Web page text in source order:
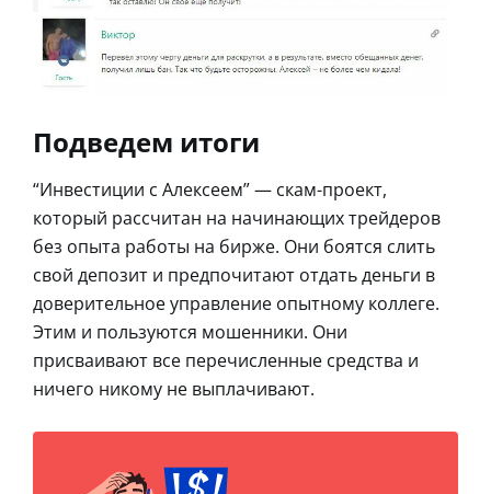
Подведем итоги
“Инвестиции с Алексеем” — скам-проект,
который рассчитан на начинающих трейдеров
без опыта работы на бирже. Они боятся слить
свой депозит и предпочитают отдать деньги в
доверительное управление опытному коллеге.
Этим и пользуются мошенники. Они
присваивают все перечисленные средства и
ничего никому не выплачивают.